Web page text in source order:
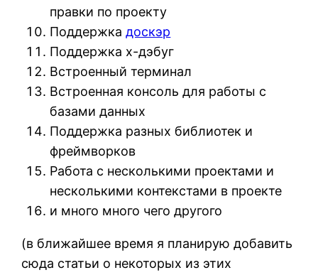
правки по проекту
Поддержкадоcкэр
Поддержка x-дэбуг
Встроенный терминал
Встроенная консоль для работы с
базами данных
Поддержка разных библиотек и
фреймворков
Работа с несколькими проектами и
несколькими контекстами в проекте
и много много чего другого
(в ближайшее время я планирую добавить
сюда статьи о некоторых из этих